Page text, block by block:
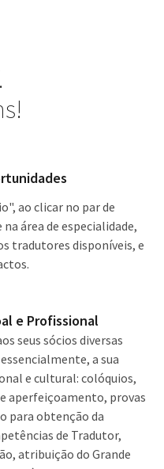
ao clicar no par de
área de especialidade,
tradutores disponíveis, e
e Profissional
seus sócios diversas
a sua
e cultural: colóquios,
aperfeiçoamento, provas
para obtenção da
de Tradutor,
atribuição do Grande